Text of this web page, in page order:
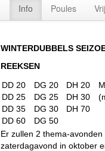
Info Poules
WINTERDUBBELS
REEKSEN
DD 20
DD 25
DD 35
DD 60
DG 20
DG 25
DG 30
DG 50
DH 20
DH 30
DH 70
Er zullen 2 thema-avonden
zaterdagavond in oktober